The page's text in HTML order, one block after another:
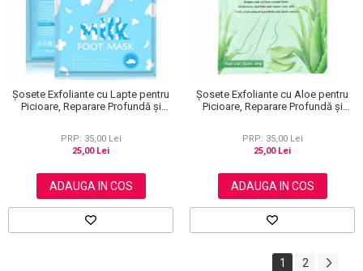
Șosete Exfoliante cu Lapte pentru
Picioare, Reparare Profundă și
PRP: 35,00 Lei
25,00 Lei
ADAUGA IN COS
Șosete Exfoliante cu Aloe pentru
Picioare, Reparare Profundă și
PRP: 35,00 Lei
25,00 Lei
ADAUGA IN COS
1 2